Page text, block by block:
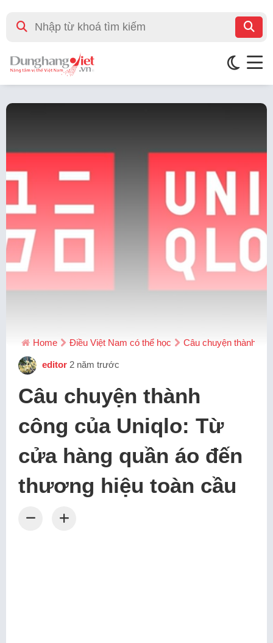
Home Điều Việt Nam có thể học Câu chuyện thành
editor 2 năm trước
Câu chuyện thành
công của Uniqlo: Từ
cửa hàng quần áo đến
thương hiệu toàn cầu